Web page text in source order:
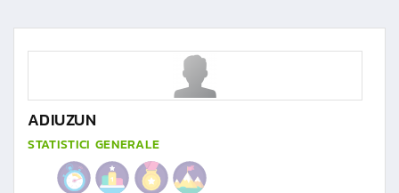
ADIUZUN
STATISTICI GENERALE